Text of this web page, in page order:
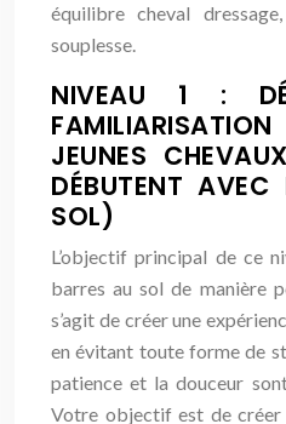
équilibre cheval
souplesse.
NIVEAU 1 :
JEUNES
DÉBUTENT AVEC
SOL)
L’objectif principal de ce
barres au sol de manière
s’agit de créer une
en évitant toute forme de
patience et la douceur
Votre objectif est de créer